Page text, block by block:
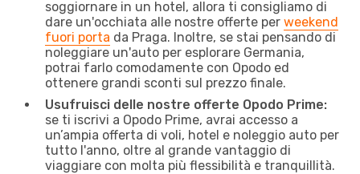
soggiornare in un hotel, allora ti consigliamo di
dare un'occhiata alle nostre offerte per weekend
fuori porta da Praga. Inoltre, se stai pensando di
noleggiare un'auto per esplorare Germania,
potrai farlo comodamente con Opodo ed
ottenere grandi sconti sul prezzo finale.
Usufruisci delle nostre offerte Opodo Prime:
se ti iscrivi a Opodo Prime, avrai accesso a
un’ampia offerta di voli, hotel e noleggio auto per
tutto l'anno, oltre al grande vantaggio di
viaggiare con molta più flessibilità e tranquillità.